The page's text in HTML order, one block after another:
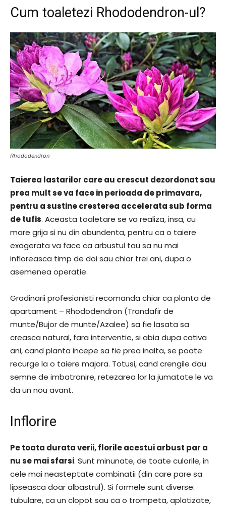
Cum toaletezi Rhododendron-ul?
Rhododendron
Taierea lastarilor care au crescut dezordonat sau
prea mult se va face in perioada de primavara,
pentru a sustine cresterea accelerata sub forma
de tufis. Aceasta toaletare se va realiza, insa, cu
mare grija si nu din abundenta, pentru ca o taiere
exagerata va face ca arbustul tau sa nu mai
infloreasca timp de doi sau chiar trei ani, dupa o
asemenea operatie.
Gradinarii profesionisti recomanda chiar ca planta de
apartament – Rhododendron (Trandafir de
munte/Bujor de munte/Azalee) sa fie lasata sa
creasca natural, fara interventie, si abia dupa cativa
ani, cand planta incepe sa fie prea inalta, se poate
recurge la o taiere majora. Totusi, cand crengile dau
semne de imbatranire, retezarea lor la jumatate le va
da un nou avant.
Inflorire
Pe toata durata verii, florile acestui arbust par a
nu se mai sfarsi. Sunt minunate, de toate culorile, in
cele mai neasteptate combinatii (din care pare sa
lipseasca doar albastrul). Si formele sunt diverse:
tubulare, ca un clopot sau ca o trompeta, aplatizate,